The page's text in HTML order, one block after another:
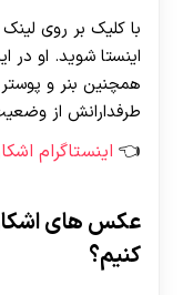
با کلیک بر روی
اینستا شوید. او
همچنین بنر و
طرفدارانش از
اینستاگرام
عکس های
کنیم؟